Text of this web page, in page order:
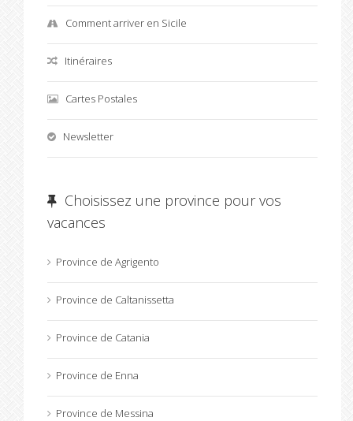
Comment arriver en Sicile
Itinéraires
Cartes Postales
Newsletter
Choisissez une province pour vos
vacances
Province de Agrigento
Province de Caltanissetta
Province de Catania
Province de Enna
Province de Messina